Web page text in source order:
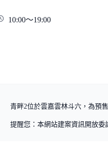
10:00～19:00
青畔2位於雲嘉雲林斗六，為預
提醒您：本網站建案資訊開放委